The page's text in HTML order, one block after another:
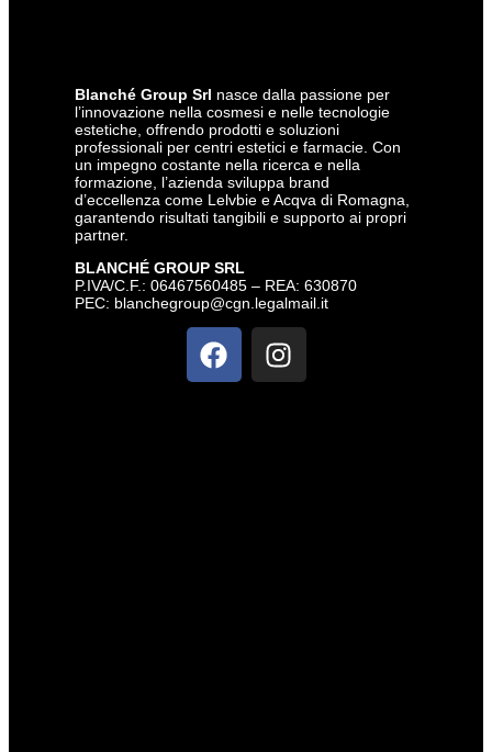
Blanché Group Srl nasce dalla passione per
l’innovazione nella cosmesi e nelle tecnologie
estetiche, offrendo prodotti e soluzioni
professionali per centri estetici e farmacie. Con
un impegno costante nella ricerca e nella
formazione, l’azienda sviluppa brand
d’eccellenza come Lelvbie e Acqva di Romagna,
garantendo risultati tangibili e supporto ai propri
partner.
BLANCHÉ GROUP SRL
P.IVA/C.F.: 06467560485 – REA: 630870
PEC: blanchegroup@cgn.legalmail.it